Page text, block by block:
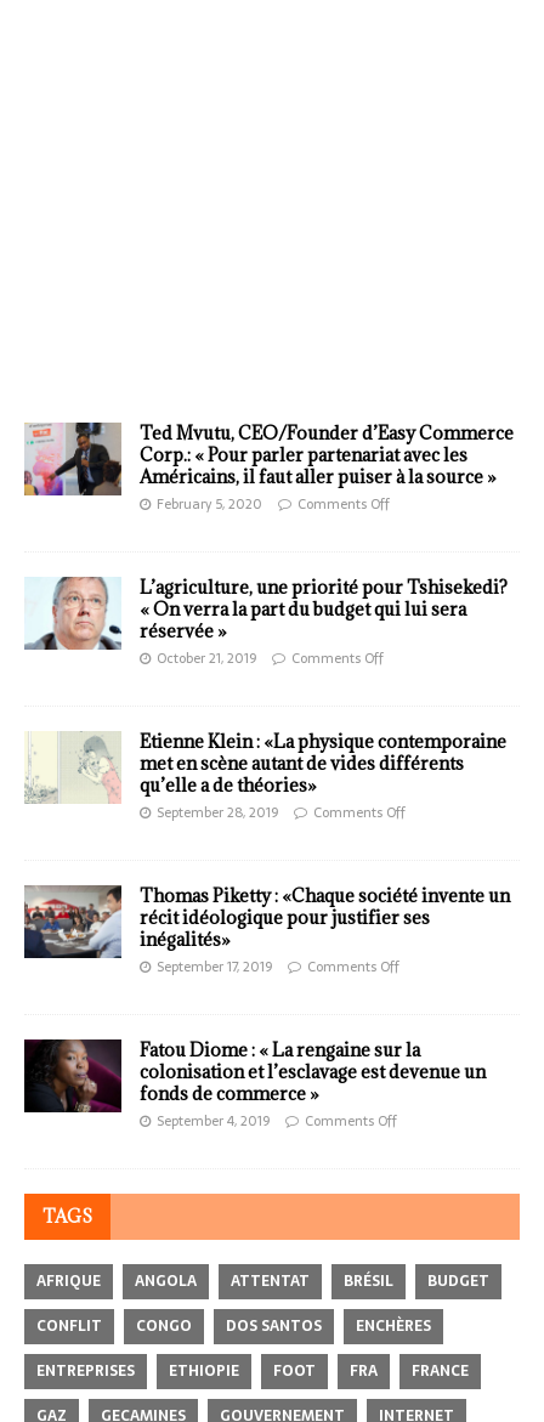
Ted Mvutu, CEO/Founder d’Easy Commerce
Corp.: « Pour parler partenariat avec les
Américains, il faut aller puiser à la source »
February 5, 2020 Comments Off
L’agriculture, une priorité pour Tshisekedi?
« On verra la part du budget qui lui sera
réservée »
October 21, 2019 Comments Off
Etienne Klein : «La physique contemporaine
met en scène autant de vides différents
qu’elle a de théories»
September 28, 2019 Comments Off
Thomas Piketty : «Chaque société invente un
récit idéologique pour justifier ses
inégalités»
September 17, 2019 Comments Off
Fatou Diome : « La rengaine sur la
colonisation et l’esclavage est devenue un
fonds de commerce »
September 4, 2019 Comments Off
TAGS
AFRIQUE ANGOLA ATTENTAT BRÉSIL
BUDGET
CONFLIT
CONGO DOS SANTOS
ENCHÈRES
ENTREPRISES
ETHIOPIE FOOT FRA
FRANCE
GAZ
GECAMINES GOUVERNEMENT INTERNET